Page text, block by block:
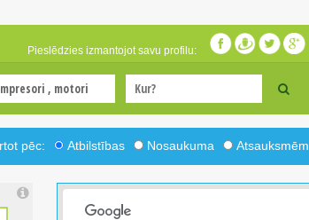
Pieslēdzies izmantojot savu profilu:
pēc: Atbilstības Nosaukuma Atsauksmēm